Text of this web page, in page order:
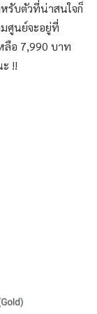
รับตัวที่น่าสนใจก็
มศูนย์จะอยู่ที่
ลือ 7,990 บาท
!!